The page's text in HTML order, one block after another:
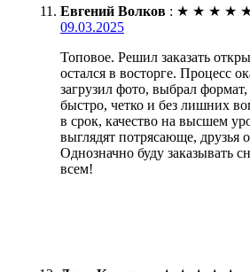
Евгений Волков : ★ ★ ★ ★
09.03.2025
Топовое. Решил заказать
остался в восторге. Процесс
загрузил фото, выбрал
быстро, четко и без лишних
в срок, качество на высшем
выглядят потрясающе, друзья
Однозначно буду заказывать
всем!